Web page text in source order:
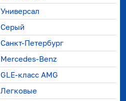
Универсал
Серый
Санкт-Петербург
Mercedes-Benz
GLE-класс AMG
Легковые